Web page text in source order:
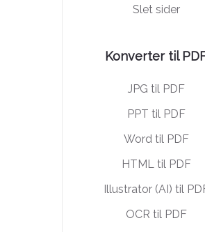
Slet sider
Konverter til
JPG til PDF
PPT til PDF
Word til PDF
HTML til PDF
Illustrator (AI) til
OCR til PDF